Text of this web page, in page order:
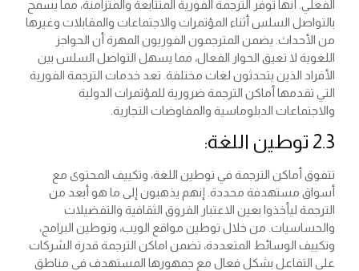
الفعلي. أنها توفر الترجمة الفورية المتتابعة والمتزامنة، مما يسمح
بالتواصل السلس أثناء المؤتمرات والاجتماعات والمقابلات وغيرها
من الأحداث. يضمن المترجمون الفوريون المهرة أن الحواجز
اللغوية لا تعيق الحوار الفعال، مما يسهل التواصل السلس بين
الأفراد الذين يتحدثون لغات مختلفة. تعد خدمات الترجمة الفورية
التي تقدمها أماكن الترجمة ضرورية للمؤتمرات الدولية
والاجتماعات الدبلوماسية والمفاوضات التجارية.
2.3 توطين اللغة:
تتفوق أماكن الترجمة في توطين اللغة، وتكييف المحتوى مع
أسواق مستهدفة محددة. إنهم يذهبون إلى ما هو أبعد من
الترجمة ليأخذوا بعين الاعتبار الفروق الثقافية والتفضيلات
والحساسيات. من خلال توطين مواقع الويب، وتوطين البرامج،
وتكييف الوسائط المتعددة، تضمن اماكن الترجمة قدرة الشركات
على التفاعل بشكل فعال مع جمهورها المستهدف في مناطق